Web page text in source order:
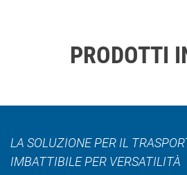
PRODOTTI
LA SOLUZIONE PER IL
IMBATTIBILE PER VERSATILITÀ